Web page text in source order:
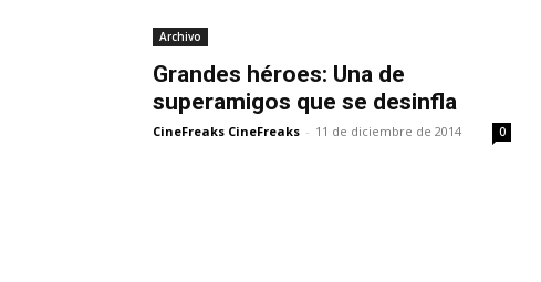
Archivo
Grandes héroes: Una de
superamigos que se desinfla
CineFreaks CineFreaks - 11 de diciembre de 2014 0